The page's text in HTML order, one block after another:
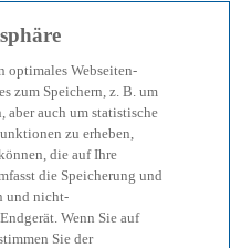
optimales Webseiten-
zum Speichern, z. B. um
aber auch um statistische
zu erheben,
die auf Ihre
die Speicherung und
und nicht-
Wenn Sie auf
Sie der